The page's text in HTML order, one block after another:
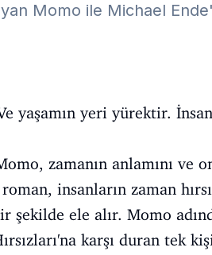
Momo ile Michael
yaşamın yeri yürektir.
zamanın anlamını ve
insanların zaman
şekilde ele alır. Momo
karşı duran tek